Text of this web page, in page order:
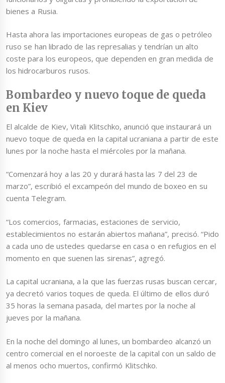
bienes a Rusia.
Hasta ahora las importaciones europeas de gas o petróleo
ruso se han librado de las represalias y tendrían un alto
coste para los europeos, que dependen en gran medida de
los hidrocarburos rusos.
Bombardeo y nuevo toque de queda
en Kiev
El alcalde de Kiev, Vitali Klitschko, anunció que instaurará un
nuevo toque de queda en la capital ucraniana a partir de este
lunes por la noche hasta el miércoles por la mañana.
“Comenzará hoy a las 20 y durará hasta las 7 del 23 de
marzo”, escribió el excampeón del mundo de boxeo en su
cuenta Telegram.
“Los comercios, farmacias, estaciones de servicio,
establecimientos no estarán abiertos mañana”, precisó. “Pido
a cada uno de ustedes quedarse en casa o en refugios en el
momento en que suenen las sirenas”, agregó.
La capital ucraniana, a la que las fuerzas rusas buscan cercar,
ya decretó varios toques de queda. El último de ellos duró
35 horas la semana pasada, del martes por la noche al
jueves por la mañana.
En la noche del domingo al lunes, un bombardeo alcanzó un
centro comercial en el noroeste de la capital con un saldo de
al menos ocho muertos, confirmó Klitschko.